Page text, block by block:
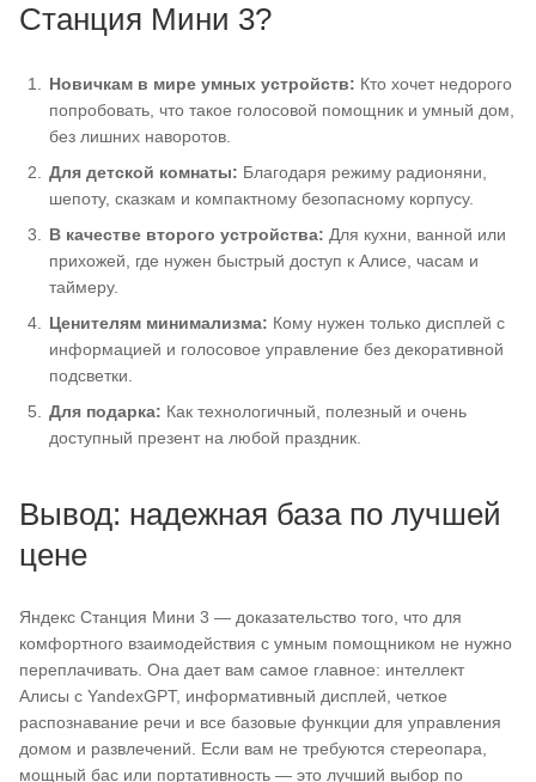
Станция Мини 3?
Новичкам в мире умных устройств: Кто хочет недорого
попробовать, что такое голосовой помощник и умный дом,
без лишних наворотов.
Для детской комнаты: Благодаря режиму радионяни,
шепоту, сказкам и компактному безопасному корпусу.
В качестве второго устройства: Для кухни, ванной или
прихожей, где нужен быстрый доступ к Алисе, часам и
таймеру.
Ценителям минимализма: Кому нужен только дисплей с
информацией и голосовое управление без декоративной
подсветки.
Для подарка: Как технологичный, полезный и очень
доступный презент на любой праздник.
Вывод: надежная база по лучшей
цене
Яндекс Станция Мини 3 — доказательство того, что для
комфортного взаимодействия с умным помощником не нужно
переплачивать. Она дает вам самое главное: интеллект
Алисы с YandexGPT, информативный дисплей, четкое
распознавание речи и все базовые функции для управления
домом и развлечений. Если вам не требуются стереопара,
мощный бас или портативность — это лучший выбор по